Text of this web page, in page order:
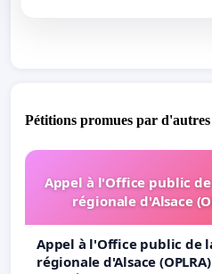
Pétitions promues par
Appel à l'Office public
régionale d'Alsace
Appel à l'Office public de
régionale d'Alsace (OPLRA)